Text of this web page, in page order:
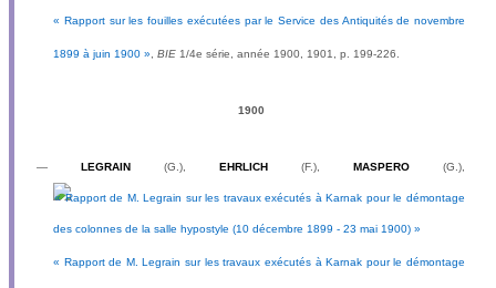
« Rapport sur les fouilles exécutées par le Service des Antiquités de novembre
1899 à juin 1900 », BIE 1/4e série, année 1900, 1901, p. 199-226.
1900
— LEGRAIN (G.), EHRLICH (F.), MASPERO (G.),
« Rapport de M. Legrain sur les travaux exécutés à Karnak pour le démontage